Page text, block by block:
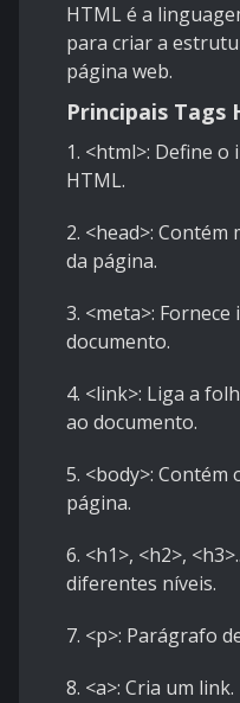
HTML é a
para criar a
página web.
Principais Tags
1. <html>: Define
HTML.
2. <head>:
da página.
3. <meta>:
documento.
4. <link>: Liga a
ao documento.
5. <body>: Contém
página.
6. <h1>, <h2>,
diferentes níveis.
7. <p>: Parágrafo
8. <a>: Cria um link.